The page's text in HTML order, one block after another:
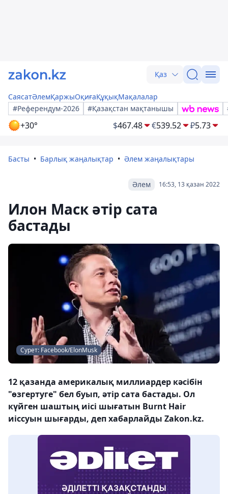
Қаз
СаясатӘлемҚаржыОқиғаҚұқықМақалалар
#Референдум-2026
#Қазақстан мақтанышы
+30° $467.48 €539.52 ₽5.73
Басты Барлық жаңалықтар Әлем жаңалықтары
16:53, 13 қазан 2022
Әлем
Илон Маск әтір сата
бастады
Сурет: Facebook/ElonMusk
12 қазанда америкалық миллиардер кәсібін
"өзгертуге" бел буып, әтір сата бастады. Ол
күйген шаштың иісі шығатын Burnt Hair
иіссуын шығарды, деп хабарлайды Zakon.kz.